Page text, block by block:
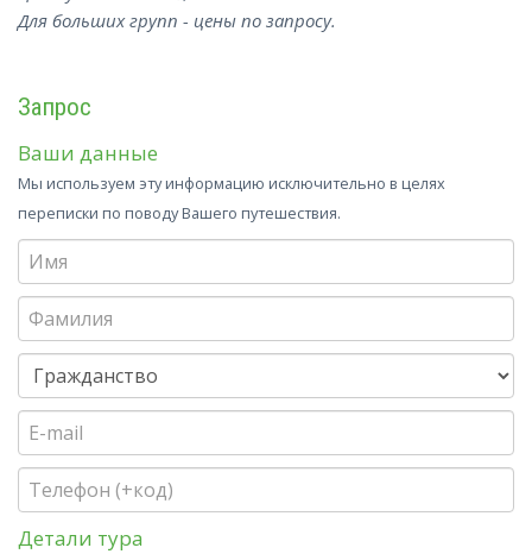
Для больших групп - цены по запросу.
Запрос
Ваши данные
Мы используем эту информацию исключительно в целях
переписки по поводу Вашего путешествия.
Детали тура